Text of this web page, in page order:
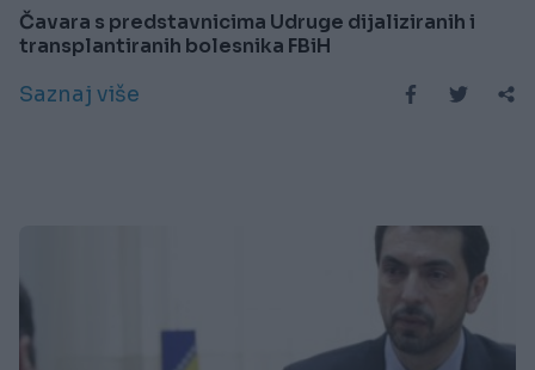
Čavara s predstavnicima Udruge dijaliziranih i
transplantiranih bolesnika FBiH
Saznaj više